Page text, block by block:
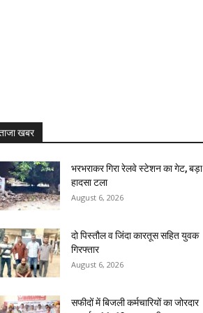
खबर
भरभराकर गिरा रेलवे स्टेशन का गेट, बड़ा
हादसा टला
August 6, 2026
दो पिस्तौल व जिंदा कारतूस सहित युवक
गिरफ्तार
August 6, 2026
सफीदों में बिजली कर्मचारियों का जोरदार